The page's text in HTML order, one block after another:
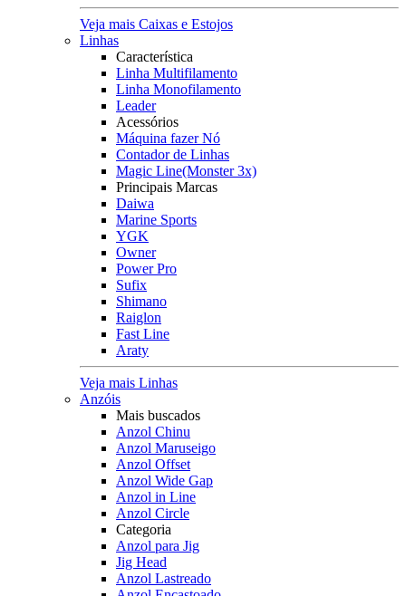
Veja mais Caixas e Estojos
Linhas
Característica
Linha Multifilamento
Linha Monofilamento
Leader
Acessórios
Máquina fazer Nó
Contador de Linhas
Magic Line(Monster 3x)
Principais Marcas
Daiwa
Marine Sports
YGK
Owner
Power Pro
Sufix
Shimano
Raiglon
Fast Line
Araty
Veja mais Linhas
Anzóis
Mais buscados
Anzol Chinu
Anzol Maruseigo
Anzol Offset
Anzol Wide Gap
Anzol in Line
Anzol Circle
Categoria
Anzol para Jig
Jig Head
Anzol Lastreado